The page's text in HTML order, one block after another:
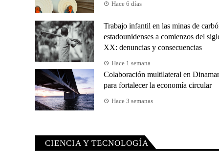
Hace 6 días
Trabajo infantil en las minas de
estadounidenses a comienzos del
XX: denuncias y consecuencias
Hace 1 semana
Colaboración multilateral en
para fortalecer la economía circular
Hace 3 semanas
CIENCIA Y TECNOLOGÍA